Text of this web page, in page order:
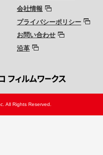
会社情報
プライバシーポリシー
お問い合わせ
沿革
All Rights Reserved.